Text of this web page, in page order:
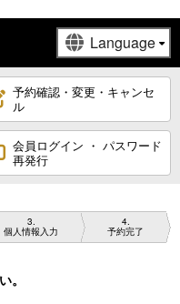
予約確認・変更・キャンセ
ル
会員ログイン ・ パスワード
再発行
3
個人情報入力
4
予約完了
。